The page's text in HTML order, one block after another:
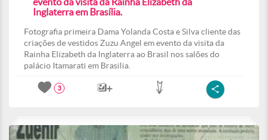
Inglaterra em Brasília.
Fotografia primeira Dama Yolanda Costa e Silva cliente das
criações de vestidos Zuzu Angel em evento da visita da
Rainha Elizabeth da Inglaterra ao Brasil nos salões do
palácio Itamarati em Brasilia.
3